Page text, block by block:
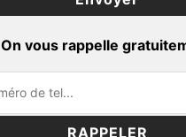
On vous rappelle